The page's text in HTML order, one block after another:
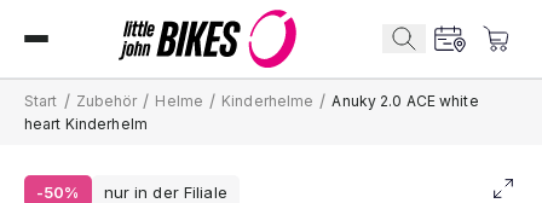
Start / Zubehör / Helme / Kinderhelme / Anuky 2.0 ACE white
heart Kinderhelm
-50% nur in der Filiale